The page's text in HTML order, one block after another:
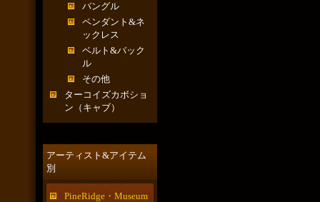
バングル
ペンダント&ネ
ックレス
ベルト&バック
ル
その他
ターコイズカボショ
ン（キャブ）
アーティスト&アイテム
別
PineRidge・Museum